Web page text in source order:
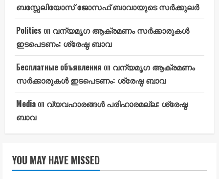
ബസ്സേലിയോസ് ജോസഫ് ബാവായുടെ സർക്കുലർ
Politics on വന്യമൃഗ ആക്രമണം സർക്കാരുകൾ
ഇടപെടണം: ശ്രേഷ്ഠ ബാവ
Бесплатные объявления on വന്യമൃഗ ആക്രമണം
സർക്കാരുകൾ ഇടപെടണം: ശ്രേഷ്ഠ ബാവ
Media on വ്യവഹാരങ്ങൾ പരിഹാരമല്ല: ശ്രേഷ്ഠ
ബാവ
YOU MAY HAVE MISSED